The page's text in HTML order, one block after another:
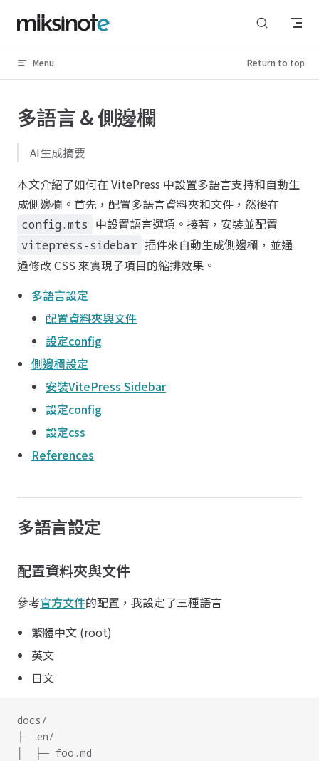
Skip to content
Menu Return to top
多語言 & 側邊欄
AI生成摘要
本文介紹了如何在 VitePress 中設置多語言支持和自動生
成側邊欄。首先，配置多語言資料夾和文件，然後在
config.mts 中設置語言選項。接著，安裝並配置
vitepress-sidebar 插件來自動生成側邊欄，並通
過修改 CSS 來實現子項目的縮排效果。
多語言設定
配置資料夾與文件
設定config
側邊欄設定
安裝VitePress Sidebar
設定config
設定css
References
多語言設定
配置資料夾與文件
參考官方文件的配置，我設定了三種語言
繁體中文 (root)
英文
日文
docs/
├─ en/
│  ├─ foo.md